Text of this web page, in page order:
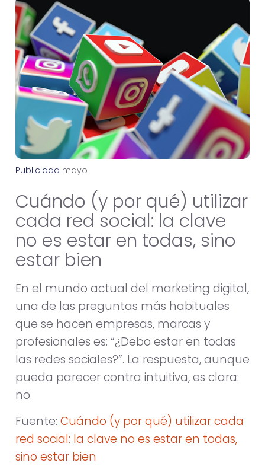
Publicidad mayo
Cuándo (y por qué) utilizar
cada red social: la clave
no es estar en todas, sino
estar bien
En el mundo actual del marketing digital,
una de las preguntas más habituales
que se hacen empresas, marcas y
profesionales es: “¿Debo estar en todas
las redes sociales?”. La respuesta, aunque
pueda parecer contra intuitiva, es clara:
no.
Fuente: Cuándo (y por qué) utilizar cada
red social: la clave no es estar en todas,
sino estar bien